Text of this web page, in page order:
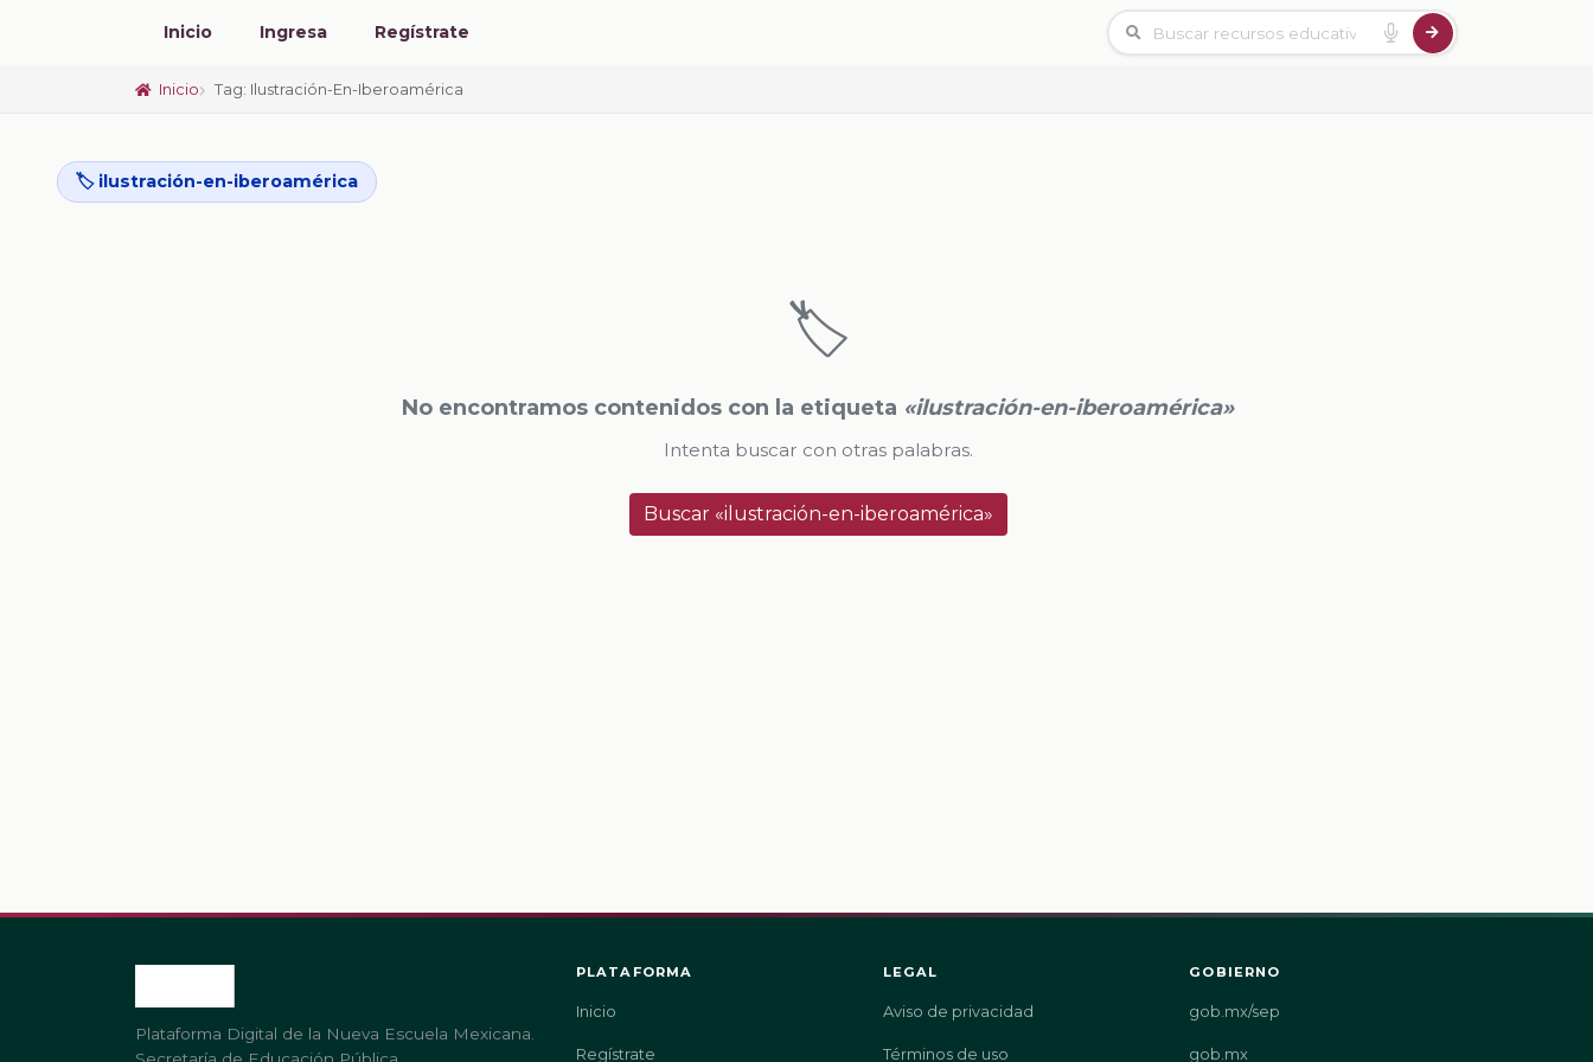
Inicio Ingresa Regístrate
Inicio Tag: Ilustración-En-Iberoamérica
🏷️ ilustración-en-iberoamérica
🏷️
No encontramos contenidos con la etiqueta «ilustración-en-iberoamérica»
Intenta buscar con otras palabras.
Buscar «ilustración-en-iberoamérica»
Plataforma Digital de la Nueva Escuela Mexicana.
PLATAFORMA
Inicio
Regístrate
LEGAL
Aviso de privacidad
Términos de uso
GOBIERNO
gob.mx/sep
gob.mx